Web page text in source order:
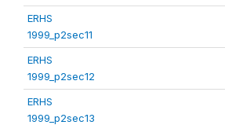
ERHS
1999_p2sec11
ERHS
1999_p2sec12
ERHS
1999_p2sec13